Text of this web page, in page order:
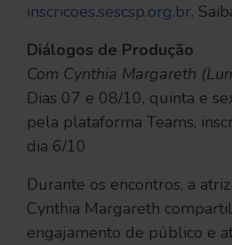
inscricoes.sescsp.org.br.
Diálogos de Produção
Com Cynthia Margareth
Dias 07 e 08/10, quinta e
pela plataforma Teams,
dia 6/10
Durante os encontros, a
Cynthia Margareth
engajamento de público e